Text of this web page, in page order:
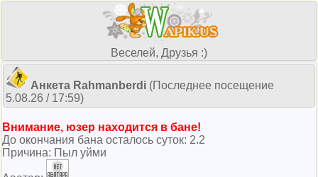
Веселей, Друзья :)
Анкета Rahmanberdi (Последнее посещение
5.08.26 / 17:59)
Внимание, юзер находится в бане!
До окончания бана осталось суток: 2.2
Причина: Пыл уйми